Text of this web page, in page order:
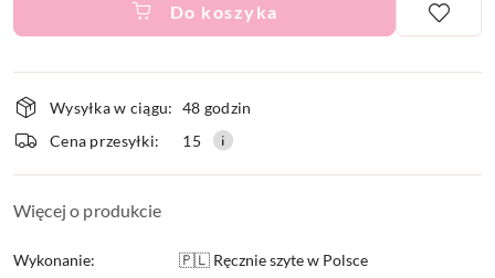
Do koszyka
i
dostawa
Wysyłka w ciągu: 48 godzin
Cena przesyłki:
15
Więcej o produkcie
Wykonanie: 🇵🇱 Ręcznie szyte w Polsce